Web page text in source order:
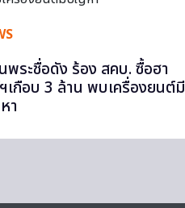
พระชื่อดัง ร้อง สคบ. ซื้อฮา
เกือบ 3 ล้าน พบเครื่องยนต์มี
า